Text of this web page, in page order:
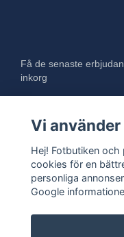
Få de senaste
inkorg
Vi
Hej! Fotbutiken
cookies för en
personliga
Google